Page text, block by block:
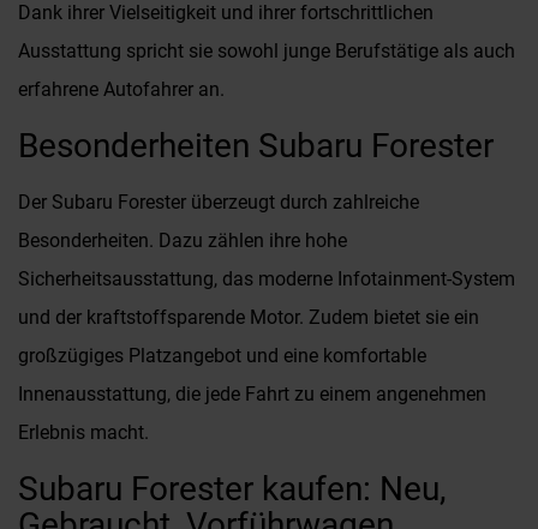
Dank ihrer Vielseitigkeit und ihrer fortschrittlichen
Ausstattung spricht sie sowohl junge Berufstätige als auch
erfahrene Autofahrer an.
Besonderheiten Subaru Forester
Der Subaru Forester überzeugt durch zahlreiche
Besonderheiten. Dazu zählen ihre hohe
Sicherheitsausstattung, das moderne Infotainment-System
und der kraftstoffsparende Motor. Zudem bietet sie ein
großzügiges Platzangebot und eine komfortable
Innenausstattung, die jede Fahrt zu einem angenehmen
Erlebnis macht.
Subaru Forester kaufen: Neu,